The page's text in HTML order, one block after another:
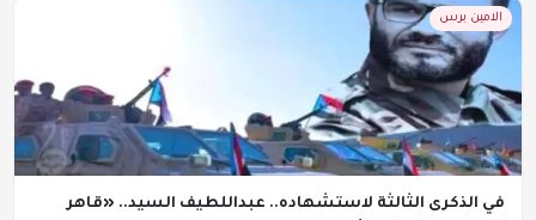
الامين برس
في الذكرى الثالثة لاستشهاده.. عبداللطيف السيد.. «قاهر